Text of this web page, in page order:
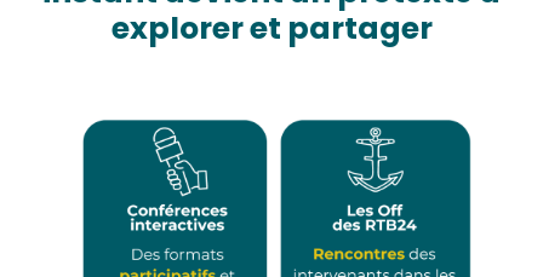
explorer et partager